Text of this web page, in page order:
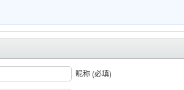
昵称 (必填)